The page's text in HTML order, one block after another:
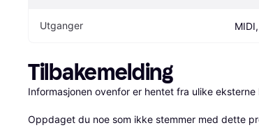
Utganger
Tilbakemelding
Informasjonen ovenfor er hentet fra ulike
Oppdaget du noe som ikke stemmer med dette